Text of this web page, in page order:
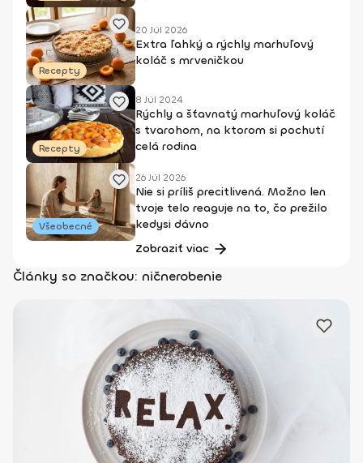
Recepty
20 Júl 2026
Extra ľahký a rýchly marhuľový
koláč s mrveničkou
Recepty
8 Júl 2024
Rýchly a šťavnatý marhuľový koláč
s tvarohom, na ktorom si pochutí
celá rodina
Všeobecné
26 Júl 2026
Nie si príliš precitlivená. Možno len
tvoje telo reaguje na to, čo prežilo
kedysi dávno
Zobraziť viac
Články so značkou: ničnerobenie